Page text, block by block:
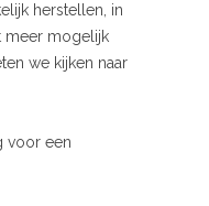
herstellen, in
meer mogelijk
we kijken naar
voor een